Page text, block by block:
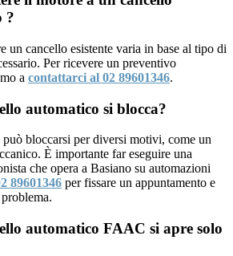
?
un cancello esistente varia in base al tipo di
Per ricevere un preventivo
a contattarci al 02 89601346.
automatico si blocca?
bloccarsi per diversi motivi, come un
È importante far eseguire una
che opera a Basiano su automazioni
89601346 per fissare un appuntamento e
automatico FAAC si apre solo